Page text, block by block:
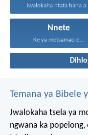
Jwalokaha ntata bana
Nnete
Ke ya metsamao e...
Temana ya Bibele
Jwalokaha tsela ya
ngwana ka popelong,